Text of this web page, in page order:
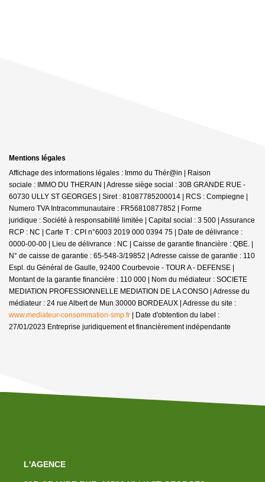
Mentions légales
Affichage des informations légales : Immo du Thér@in | Raison
sociale : IMMO DU THERAIN | Adresse siège social : 30B GRANDE RUE -
60730 ULLY ST GEORGES | Siret : 81087785200014 | RCS : Compiegne |
Numero TVA Intracommunautaire : FR56810877852 | Forme
juridique : Société à responsabilité limitée | Capital social : 3 500 | Assurance
RCP : NC | Carte T : CPI n°6003 2019 000 0394 75 | Date de délivrance :
0000-00-00 | Lieu de délivrance : NC | Caisse de garantie financière : QBE. |
N° de caisse de garantie : 65-548-3/19852 | Adresse caisse de garantie : 110
Espl. du Général de Gaulle, 92400 Courbevoie - TOUR A - DEFENSE |
Montant de la garantie financière : 110 000 | Nom du médiateur : SOCIETE
MEDIATION PROFESSIONNELLE MEDIATION DE LA CONSO | Adresse du
médiateur : 24 rue Albert de Mun 30000 BORDEAUX | Adresse du site :
www.mediateur-consommation-smp.fr | Date d'obtention du label :
27/01/2023 Entreprise juridiquement et financièrement indépendante
L'AGENCE